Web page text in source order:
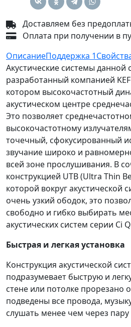
Доставляем без
Оплата при получении в
ОписаниеПоддержка 1
Акустические системы
разработанный компанией
котором высокочастотный
акустическом центре
Это позволяет
высокочастотному
точечный, сфокусированный
звучание широко и
всей зоне прослушивания. В
конструкцией UTB (Ultra Thin
которой вокруг акустической
очень узкий ободок, это
свободно и гибко выбирать
акустических систем серии Ci
Быстрая и легкая установка
Конструкция акустической
подразумевает быструю и
стене или потолке прорезано
подведены все провода,
слушать менее чем через пару